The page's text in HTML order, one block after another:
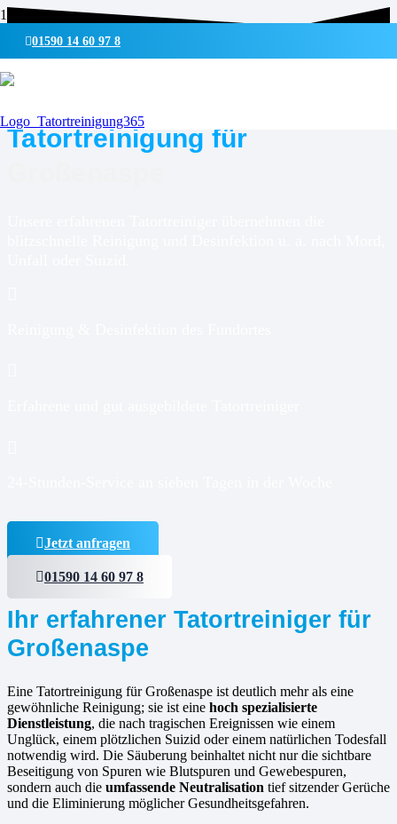
01590 14 60 97 8
Tatortreinigung für
Jetzt anfragen
01590 14 60 97 8
Ihr erfahrener Tatortreiniger für
Großenaspe
Eine Tatortreinigung für Großenaspe ist deutlich mehr als eine
gewöhnliche Reinigung; sie ist eine hoch spezialisierte
Dienstleistung, die nach tragischen Ereignissen wie einem
Unglück, einem plötzlichen Suizid oder einem natürlichen Todesfall
notwendig wird. Die Säuberung beinhaltet nicht nur die sichtbare
Beseitigung von Spuren wie Blutspuren und Gewebespuren,
sondern auch die umfassende Neutralisation tief sitzender Gerüche
und die Eliminierung möglicher Gesundheitsgefahren.